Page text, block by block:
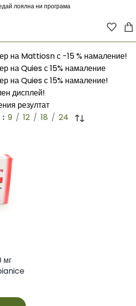
лоялна ни програма
резултат
9 12 18 24
мг